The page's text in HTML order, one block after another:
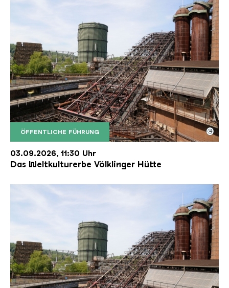
ÖFFENTLICHE FÜHRUNG
Der Erzschrägaufzug der Völklinger Hütte mit
Copyright: Weltkulturerbe Völklinger Hütte | Karl
©
03.09.2026, 11:30 Uhr
Das Weltkulturerbe Völklinger Hütte